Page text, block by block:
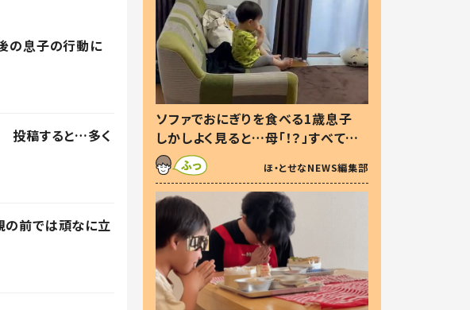
の息子の行動に
投稿すると…多く
の前では頑なに立
ソファでおにぎりを食べる1歳息子
しかしよく見ると…母「！？」すべてを
察した母の投稿に「可愛いから許
す！」「現行犯〜」
ほ・とせなNEWS編集部